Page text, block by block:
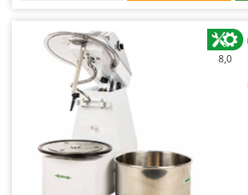
New O.M.R.A.
Nilfisk
Ninja
Novatec
Novital
NuAir
8,0